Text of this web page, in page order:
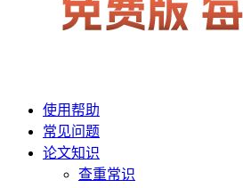
使用帮助
常见问题
论文知识
查重常识